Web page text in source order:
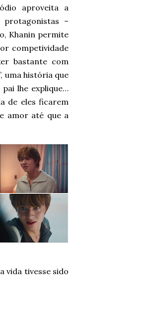
aproveita a
–
Khanin permite
competividade
bastante com
uma história que
lhe explique…
de eles ficarem
amor até que a
vida tivesse sido